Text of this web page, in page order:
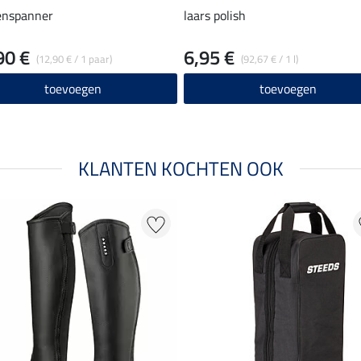
(12,90 € / 1 paar)
€
toevoegen
laars polish
(92,67 € / 1 l)
6,95 €
toevoegen
KLANTEN KOCHTEN OOK